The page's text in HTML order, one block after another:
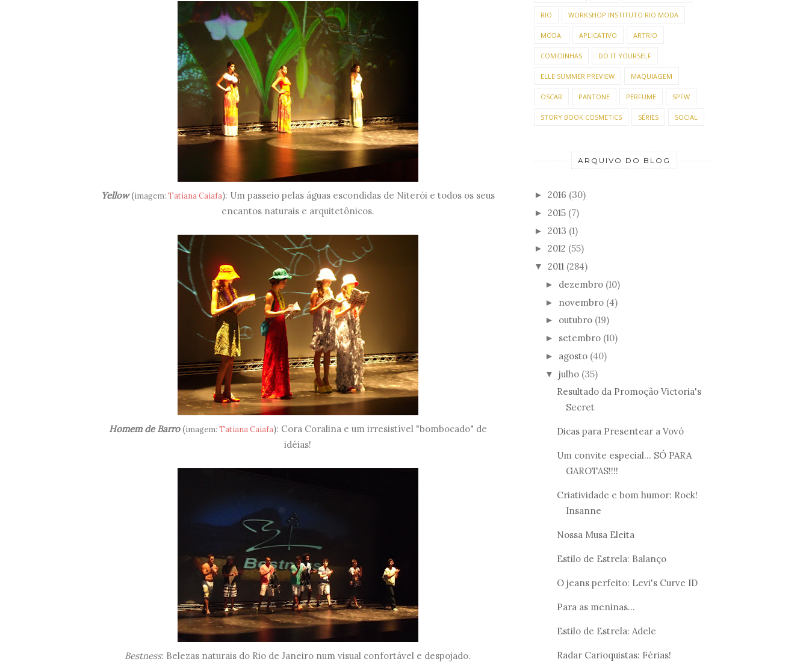
Yellow(imagem: Tatiana Caiafa): Um passeio pelas águas escondidas de Niterói e todos os seus
encantos naturais e arquitetônicos.
Homem de Barro(imagem: Tatiana Caiafa): Cora Coralina e um irresistível "bombocado" de
idéias!
Bestness: Belezas naturais do Rio de Janeiro num visual confortável e despojado.
RIO WORKSHOP INSTITUTO RIO MODA
MODA. APLICATIVO ARTRIO
COMIDINHAS DO IT YOURSELF
ELLE SUMMER PREVIEW MAQUIAGEM
OSCAR PANTONE PERFUME SPFW
STORY BOOK COSMETICS SÉRIES SOCIAL
ARQUIVO DO BLOG
► 2016 (30)
► 2015 (7)
► 2013 (1)
► 2012 (55)
▼ 2011 (284)
► dezembro (10)
► novembro (4)
► outubro (19)
► setembro (10)
► agosto (40)
▼ julho (35)
Resultado da Promoção Victoria's
Secret
Dicas para Presentear a Vovó
Um convite especial... SÓ PARA
GAROTAS!!!!
Criatividade e bom humor: Rock!
Insanne
Nossa Musa Eleita
Estilo de Estrela: Balanço
O jeans perfeito: Levi's Curve ID
Para as meninas...
Estilo de Estrela: Adele
Radar Carioquistas: Férias!